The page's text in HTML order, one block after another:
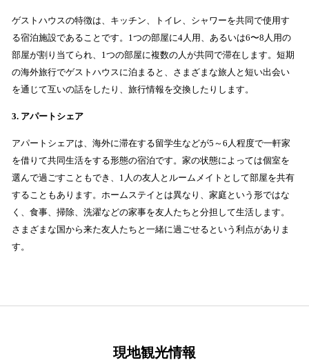
ゲストハウスの特徴は、キッチン、トイレ、シャワーを共同で使用す
る宿泊施設であることです。1つの部屋に4人用、あるいは6〜8人用の
部屋が割り当てられ、1つの部屋に複数の人が共同で滞在します。短期
の海外旅行でゲストハウスに泊まると、さまざまな旅人と短い出会い
を通じて互いの話をしたり、旅行情報を交換したりします。
3. アパートシェア
アパートシェアは、海外に滞在する留学生などが5～6人程度で一軒家
を借りて共同生活をする形態の宿泊です。家の状態によっては個室を
選んで過ごすこともでき、1人の友人とルームメイトとして部屋を共有
することもあります。ホームステイとは異なり、家庭という形ではな
く、食事、掃除、洗濯などの家事を友人たちと分担して生活します。
さまざまな国から来た友人たちと一緒に過ごせるという利点がありま
す。
現地観光情報